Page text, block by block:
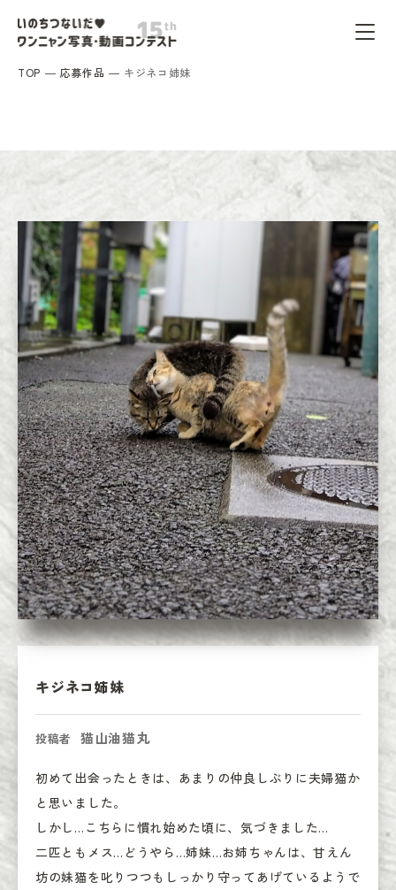
TOP 応募作品 キジネコ姉妹
キジネコ姉妹
投稿者 猫山油猫丸
初めて出会ったときは、あまりの仲良しぶりに夫婦猫か
と思いました。
しかし…こちらに慣れ始めた頃に、気づきました…
二匹ともメス…どうやら…姉妹…お姉ちゃんは、甘えん
坊の妹猫を叱りつつもしっかり守ってあげているようで